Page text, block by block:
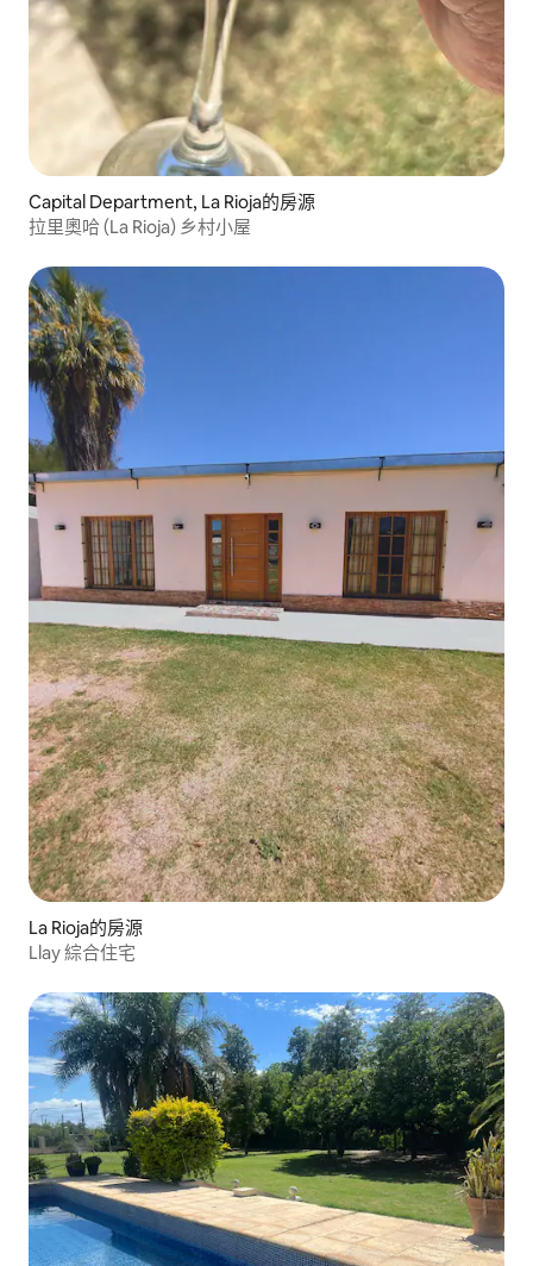
Capital Department, La Rioja的房源
拉里奧哈 (La Rioja) 乡村小屋
La Rioja的房源
Llay 綜合住宅